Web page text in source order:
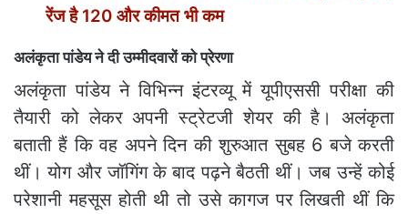
रेंज है 120 और कीमत भी कम
अलंकृता पांडेय ने दी उम्‍मीदवारों को प्रेरणा
अलंकृता पांडेय ने विभिन्न इंटरव्यू में यूपीएससी परीक्षा की
तैयारी को लेकर अपनी स्ट्रेटजी शेयर की है। अलंकृता
बताती हैं कि वह अपने दिन की शुरुआत सुबह 6 बजे करती
थीं। योग और जॉगिंग के बाद पढ़ने बैठती थीं। जब उन्हें कोई
परेशानी महसूस होती थी तो उसे कागज पर लिखती थीं कि